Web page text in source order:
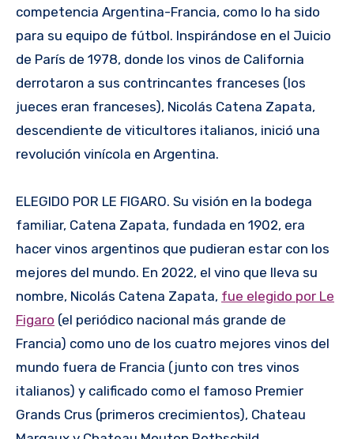
competencia Argentina-Francia, como lo ha sido
para su equipo de fútbol. Inspirándose en el Juicio
de París de 1978, donde los vinos de California
derrotaron a sus contrincantes franceses (los
jueces eran franceses), Nicolás Catena Zapata,
descendiente de viticultores italianos, inició una
revolución vinícola en Argentina.
ELEGIDO POR LE FIGARO. Su visión en la bodega
familiar, Catena Zapata, fundada en 1902, era
hacer vinos argentinos que pudieran estar con los
mejores del mundo. En 2022, el vino que lleva su
nombre, Nicolás Catena Zapata, fue elegido por Le
Figaro (el periódico nacional más grande de
Francia) como uno de los cuatro mejores vinos del
mundo fuera de Francia (junto con tres vinos
italianos) y calificado como el famoso Premier
Grands Crus (primeros crecimientos), Chateau